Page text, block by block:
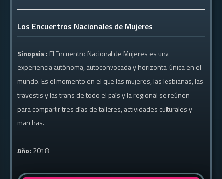
Los Encuentros Nacionales de Mujeres
Sinopsis : El Encuentro Nacional de Mujeres es una
experiencia autónoma, autoconvocada y horizontal única en el
mundo. Es el momento en el que las mujeres, las lesbianas, las
travestis y las trans de todo el país y la regional se reúnen
para compartir tres días de talleres, actividades culturales y
marchas.
Año: 2018